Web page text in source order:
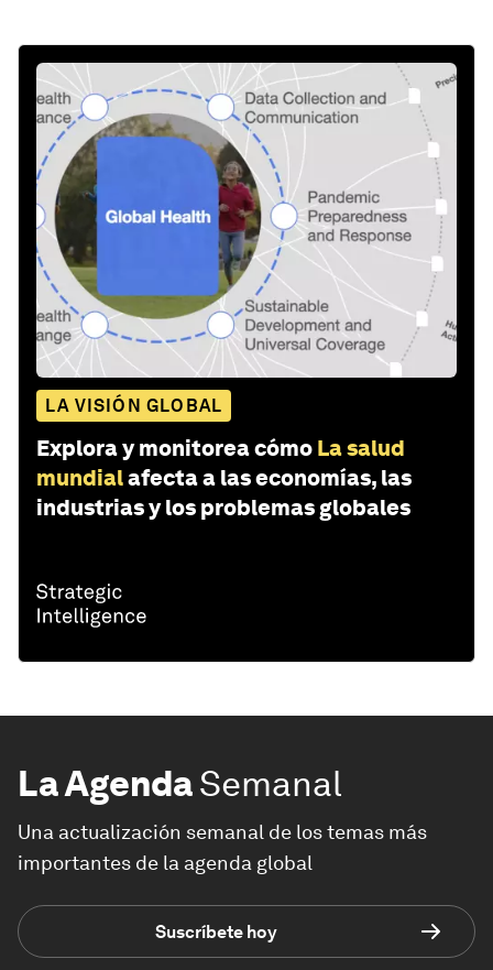
LA VISIÓN GLOBAL
Explora y monitorea cómo La salud
mundialafecta a las economías, las
industrias y los problemas globales
La AgendaSemanal
Una actualización semanal de los temas más
importantes de la agenda global
Suscríbete hoy